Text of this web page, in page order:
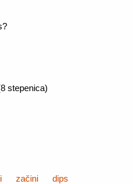
stepenica)
začini dips